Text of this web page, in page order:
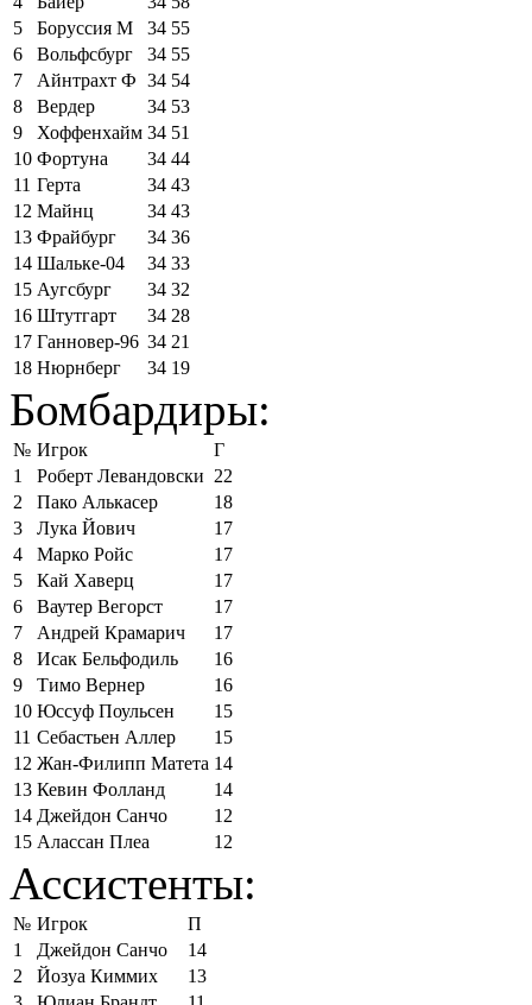
5
Боруссия М 34 55
6
Вольфсбург 34 55
7
Айнтрахт Ф 34 54
8
Вердер 34 53
9
Хоффенхайм 34 51
10 Фортуна 34 44
11 Герта 34 43
12 Майнц 34 43
13 Фрайбург 34 36
14 Шальке-04 34 33
15 Аугсбург 34 32
16 Штутгарт 34 28
17 Ганновер-96 34 21
18 Нюрнберг 34 19
Бомбардиры:
№ Игрок
Г
1
Роберт Левандовски 22
2
Пако Алькасер
18
3
Лука Йович
17
4
Марко Ройс
17
5
Кай Хаверц
17
6
Ваутер Вегорст
17
7
Андрей Крамарич
17
8
Исак Бельфодиль
16
9
Тимо Вернер
16
10 Юссуф Поульсен
15
11 Себастьен Аллер
15
12 Жан-Филипп Матета 14
13 Кевин Фолланд
14
14 Джейдон Санчо
12
15 Алассан Плеа 12
Ассистенты:
№ Игрок
П
1
Джейдон Санчо
14
2
Йозуа Киммих
13